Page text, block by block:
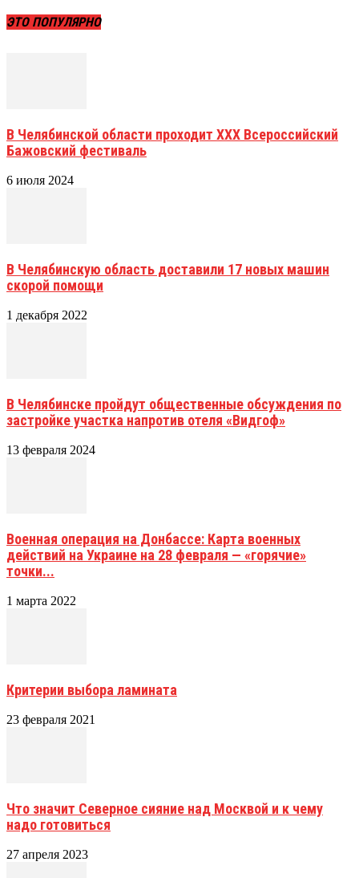
ЭТО ПОПУЛЯРНО
В Челябинской области проходит XXX Всероссийский
Бажовский фестиваль
6 июля 2024
В Челябинскую область доставили 17 новых машин
скорой помощи
1 декабря 2022
В Челябинске пройдут общественные обсуждения по
застройке участка напротив отеля «Видгоф»
13 февраля 2024
Военная операция на Донбассе: Карта военных
действий на Украине на 28 февраля — «горячие»
точки...
1 марта 2022
Критерии выбора ламината
23 февраля 2021
Что значит Северное сияние над Москвой и к чему
надо готовиться
27 апреля 2023